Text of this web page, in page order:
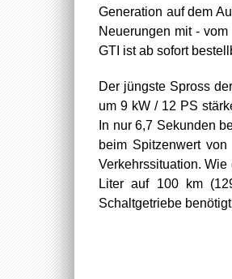
Generation auf dem
Neuerungen mit -
GTI ist ab sofort
Der jüngste Spross
um 9 kW / 12 PS
In nur 6,7 Sekunden
beim Spitzenwert
Verkehrssituation.
Liter auf 100 km
Schaltgetriebe